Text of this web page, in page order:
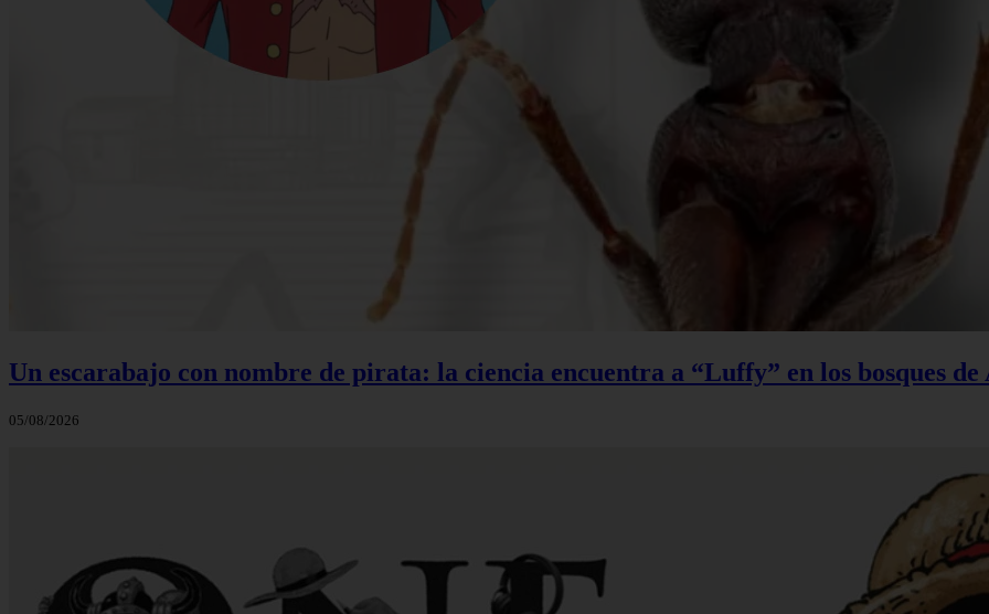
Un escarabajo con nombre de pirata: la ciencia encuentra a “Luffy” en los bosques de
05/08/2026